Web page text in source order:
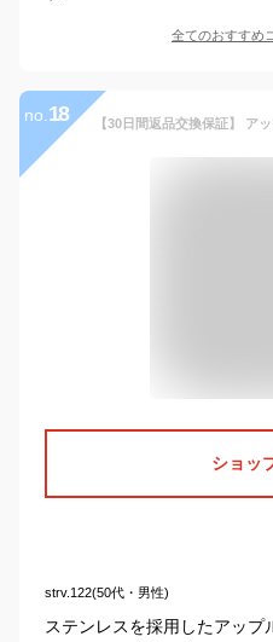
全てのおすすめ
no. 18
ショッ
strv.122(50代・男性)
ステンレスを採用したアッ